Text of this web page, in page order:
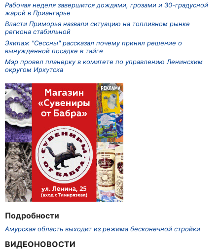
Рабочая неделя завершится дождями, грозами и 30-градусной
жарой в Приангарье
Власти Приморья назвали ситуацию на топливном рынке
региона стабильной
Экипаж "Сессны" рассказал почему принял решение о
вынужденной посадке в тайге
Мэр провел планерку в комитете по управлению Ленинским
округом Иркутска
Подробности
Амурская область выходит из режима бесконечной стройки
ВИДЕОНОВОСТИ